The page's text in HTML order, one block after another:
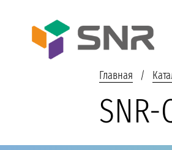
Главная
SNR-